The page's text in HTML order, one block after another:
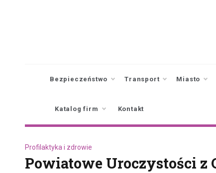
Bezpieczeństwo Transport Miasto
Katalog firm Kontakt
Profilaktyka i zdrowie
Powiatowe Uroczystości z